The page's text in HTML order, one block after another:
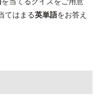
てはまる英単語をお答え